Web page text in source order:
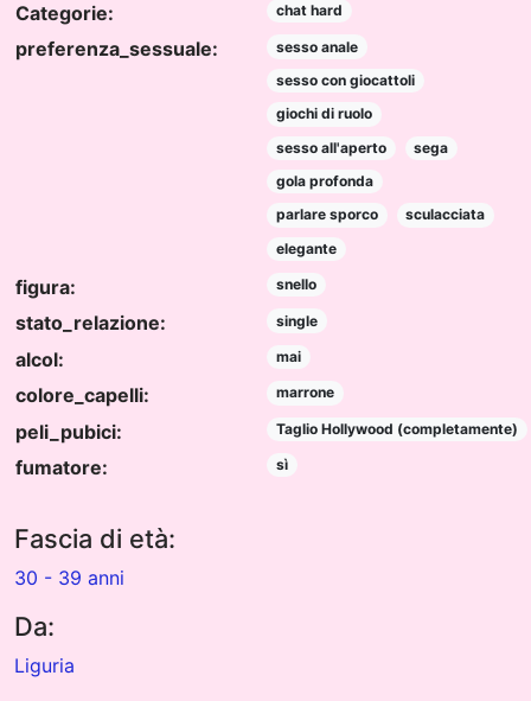
Categorie: chat hard
preferenza_sessuale:
sesso anale
sesso con giocattoli
giochi di ruolo
sesso all'aperto
sega
gola profonda
parlare sporco
sculacciata
elegante
figura: snello
stato_relazione: single
alcol: mai
colore_capelli: marrone
peli_pubici: Taglio Hollywood (completamente)
fumatore: sì
Fascia di età:
30 - 39 anni
Da:
Liguria